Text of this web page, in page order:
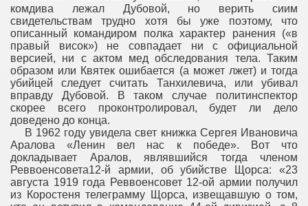
комдива лежал Дубовой, но верить сиим
свидетельствам трудно хотя бы уже поэтому, что
описанный командиром полка характер ранения («в
правый висок») не совпадает ни с официальной
версией, ни с актом мед обследования тела. Таким
образом или Квятек ошибается (а может лжет) и тогда
убийцей следует считать Танхилевича, или убивал
вправду Дубовой. В таком случае политинспектор
скорее всего проконтролировал, будет ли дело
доведено до конца.
В 1962 году увидела свет книжка Сергея Ивановича
Аралова «Ленин вел нас к победе». Вот что
докладывает Аралов, являвшийся тогда членом
Реввоенсовета12-й армии, об убийстве Щорса: «23
августа 1919 года Реввоенсовет 12-ой армии получил
из Коростеня телеграмму Щорса, извещавшую о том,